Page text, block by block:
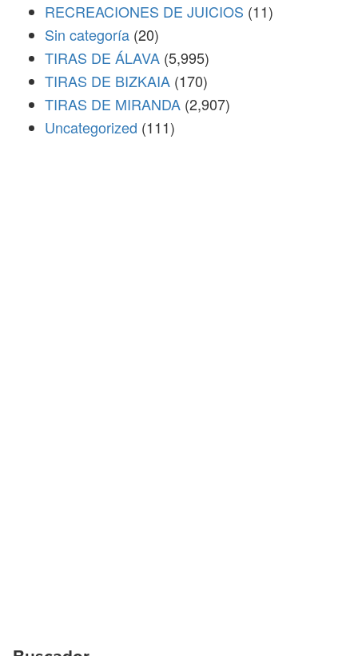
RECREACIONES DE JUICIOS (11)
Sin categoría (20)
TIRAS DE ÁLAVA (5,995)
TIRAS DE BIZKAIA (170)
TIRAS DE MIRANDA (2,907)
Uncategorized (111)